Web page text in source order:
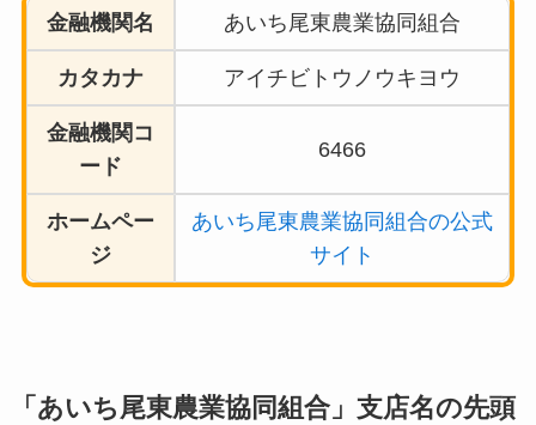
金融機関名 あいち尾東農業協同組合
カタカナ アイチビトウノウキヨウ
金融機関コ
ード
6466
ホームペー
ジ
あいち尾東農業協同組合の公式
サイト
「あいち尾東農業協同組合」支店名の先頭